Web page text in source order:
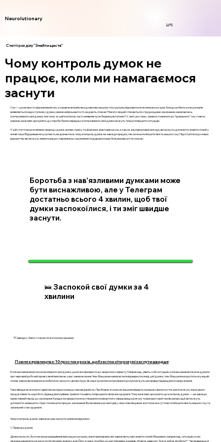
Neurolutionary
Login
Статті розділу "Знайти щастя"
Чому контроль думок не
працює, коли ми намагаємося
заснути
Сон — це не просто відновлення сил, а справжня магія, яка дозволяє нашому тілу і розуму відновитися після важкого дня. Але що робити, коли ця магія
виявляється недоступною, і думки, немов непрошені гості, не дають спокою? Багато людей стикаються з труднощами засинання, намагаючись
контролювати свої думки, але чому ж цей контроль часто виявляється безрезультатним? У світі, де стрес, тривога та вимоги до "ідеального" сну стають
нормою, важливо зрозуміти, що спроби безпосередньо контролювати свої думки можуть тільки погіршити ситуацію.
У цій статті ми розглянемо природу думок, вплив стресу та фізичних факторів на сон, а також альтернативні методи, які можуть допомогти знайти спокій у
нічній тиші. Відкриваючи ці аспекти, ви дізнаєтеся, чому контроль думок не завжди працює, і як можна поліпшити якість вашого сну. Підготуйтеся до нових
відкриттів, які можуть змінити ваше ставлення до засинання і подарувати вам бажане відчуття спокою.
Боротьба з нав’язливими думками може
бути виснажливою, але у Телеграм
достатньо всього 4 хвилин, щоб твої
думки заспокоїлися, і ти зміг швидше
заснути.
🛌 Заспокой свої думки за 4
хвилини
💛 Швидко. Легко. І з ясністю в кожному рішенні.
Повне керівництво: 10 простих кроків, щоб заспокоїти розум і заснути швидше
Коли ми намагаємося контролювати свої думки, це може призвести до зворотного ефекту. Наприклад, уявіть собі ситуацію, коли ви намагаєтеся не думати
про черговий робочий проект, який викликає у вас занепокоєння. Чим більше ви намагаєтеся відвернутися від цієї думки, тим більше вона крутиться у вашій
голові, заважаючи вам розслабитися і заснути. Це ілюструє, як наші зусилля контролювати розум можуть насправді підвищувати напруження.
Таке явище може мати серйозні наслідки на вашу повсякденність. Проблеми зі сном не лише впливають на ваше самопочуття, але й можуть знижувати
продуктивність на роботі, підвищувати рівень тривоги та навіть погіршувати фізичне здоров’я. Тому важливо зрозуміти, що контроль думок — не завжди
ефективний підхід до засинання. Краще зосередитися на створенні комфортного середовища для сну та використанні технік релаксації, які можуть
допомогти зменшити стрес і полегшити процес засинання. Включення цих методів у своє повсякденне життя може суттєво поліпшити якість вашого сну та
загальний стан здоров’я.
Чому контроль думок заважає нам заснути: магія несвідомого
1. Природа думок
Думки можуть бути не лише мандрівниками нашого розуму, але й примарами, які заважають нам знайти спокій. Візьмемо, наприклад, ситуацію, коли
людина намагається заснути після напруженого дня. Його думки, подібно до настирливих комарів, літають навколо: "Що я забув зробити?", "Чи правильно я